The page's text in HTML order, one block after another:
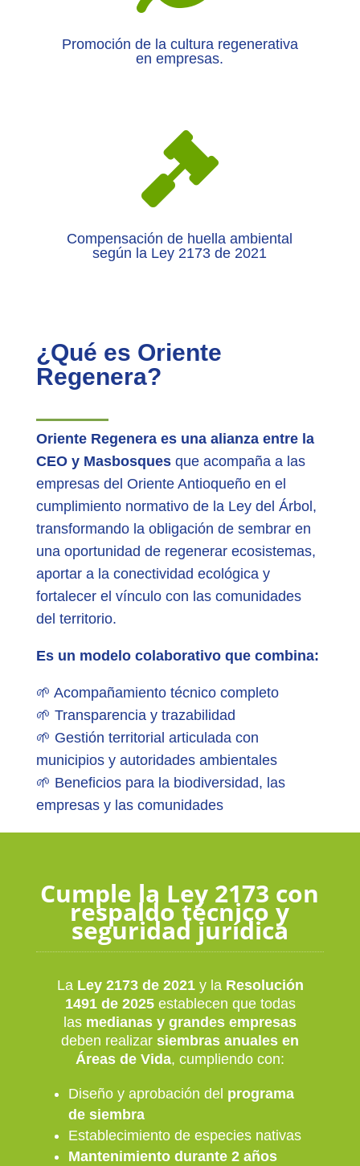
Promoción de la cultura regenerativa
en empresas.

Compensación de huella ambiental
según la Ley 2173 de 2021
¿Qué es Oriente
Regenera?
Oriente Regenera es una alianza entre la
CEO y Masbosquesque acompaña a las
empresas del Oriente Antioqueño en el
cumplimiento normativo de la Ley del Árbol,
transformando la obligación de sembrar en
una oportunidad de regenerar ecosistemas,
aportar a la conectividad ecológica y
fortalecer el vínculo con las comunidades
del territorio.
Es un modelo colaborativo que combina:
🌱 Acompañamiento técnico completo
🌱 Transparencia y trazabilidad
🌱 Gestión territorial articulada con
municipios y autoridades ambientales
🌱 Beneficios para la biodiversidad, las
empresas y las comunidades
Cumple la Ley 2173 con
respaldo técnico y
seguridad jurídica
La Ley 2173 de 2021y la Resolución
1491 de 2025establecen que todas
las medianas y grandes empresas
deben realizar siembras anuales en
Áreas de Vida, cumpliendo con:
Diseño y aprobación del programa
de siembra
Establecimiento de especies nativas
Mantenimiento durante 2 años